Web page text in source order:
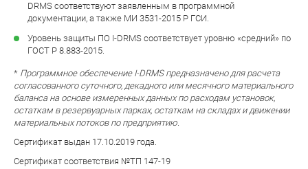
DRMS соответствуют заявленным в программной
документации, а также МИ 3531-2015 Р ГСИ.
Уровень защиты ПО I-DRMS соответствует уровню «средний» по
ГОСТ Р 8.883-2015.
* Программное обеспечение I-DRMS предназначено для расчета
согласованного суточного, декадного или месячного материального
баланса на основе измеренных данных по расходам установок,
остаткам в резервуарных парках, остаткам на складах и движении
материальных потоков по предприятию.
Сертификат выдан 17.10.2019 года.
Сертификат соответствия №ТП 147-19